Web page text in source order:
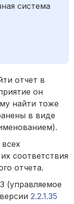
система
отчет в
он
найти тоже
в виде
соответствия
отчета.
(управляемое
2.2.1.35